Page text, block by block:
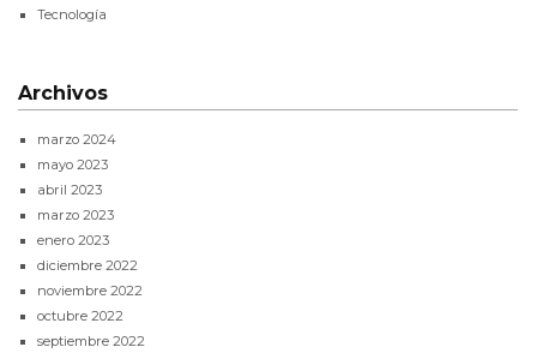
Tecnología
Archivos
marzo 2024
mayo 2023
abril 2023
marzo 2023
enero 2023
diciembre 2022
noviembre 2022
octubre 2022
septiembre 2022